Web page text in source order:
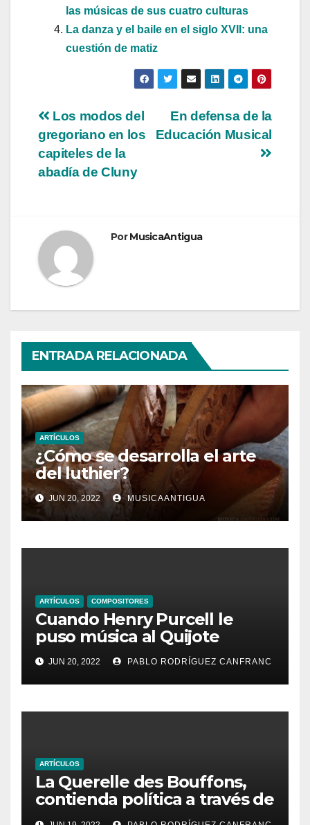
las músicas de sus cuatro culturas
La danza y el baile en el siglo XVII: una
cuestión de matiz
Navegación
de
entradas
En defensa de la
Educación Musical
Los modos del
gregoriano en los
capiteles de la
abadía de Cluny
PorMusicaAntigua
ENTRADA RELACIONADA
ARTÍCULOS
¿Cómo se desarrolla el arte
del luthier?
JUN 20, 2022 MUSICAANTIGUA
ARTÍCULOS COMPOSITORES
Cuando Henry Purcell le
puso música al Quijote
JUN 20, 2022 PABLO RODRÍGUEZ CANFRANC
ARTÍCULOS
La Querelle des Bouffons,
contienda política a través de
la ópera